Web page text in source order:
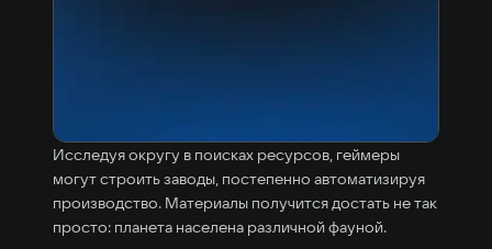
Исследуя округу в поисках ресурсов, геймеры
могут строить заводы, постепенно автоматизируя
производство. Материалы получится достать не так
просто: планета населена различной фауной.